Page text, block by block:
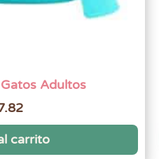
Adultos
carrito